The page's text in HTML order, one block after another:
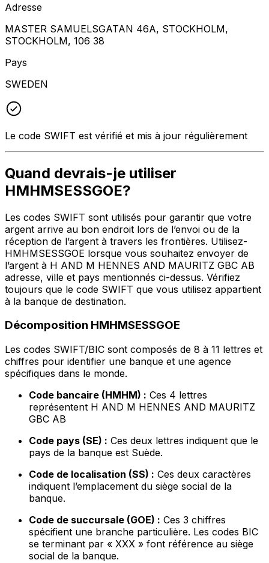
Adresse
MASTER SAMUELSGATAN 46A, STOCKHOLM,
STOCKHOLM, 106 38
Pays
SWEDEN
Le code SWIFT est vérifié et mis à jour régulièrement
Quand devrais-je utiliser
HMHMSESSGOE?
Les codes SWIFT sont utilisés pour garantir que votre
argent arrive au bon endroit lors de l’envoi ou de la
réception de l’argent à travers les frontières. Utilisez-
HMHMSESSGOE lorsque vous souhaitez envoyer de
l’argent à H AND M HENNES AND MAURITZ GBC AB
adresse, ville et pays mentionnés ci-dessus. Vérifiez
toujours que le code SWIFT que vous utilisez appartient
à la banque de destination.
Décomposition HMHMSESSGOE
Les codes SWIFT/BIC sont composés de 8 à 11 lettres et
chiffres pour identifier une banque et une agence
spécifiques dans le monde.
Code bancaire (HMHM) : Ces 4 lettres
représentent H AND M HENNES AND MAURITZ
GBC AB
Code pays (SE) : Ces deux lettres indiquent que le
pays de la banque est Suède.
Code de localisation (SS) : Ces deux caractères
indiquent l’emplacement du siège social de la
banque.
Code de succursale (GOE) : Ces 3 chiffres
spécifient une branche particulière. Les codes BIC
se terminant par « XXX » font référence au siège
social de la banque.